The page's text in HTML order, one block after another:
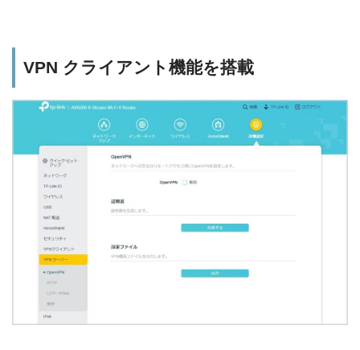
VPN クライアント機能を搭載